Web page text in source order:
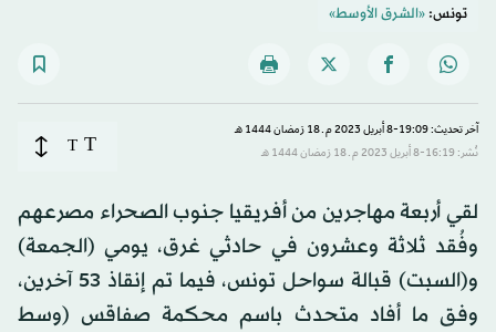
تونس:«الشرق الأوسط»
آخر تحديث: 19:09-8 أبريل 2023 م ـ 18 رَمضان 1444 هـ
نُشر: 16:19-8 أبريل 2023 م ـ 18 رَمضان 1444 هـ
T
T
لقي أربعة مهاجرين من أفريقيا جنوب الصحراء مصرعهم
وفُقد ثلاثة وعشرون في حادثي غرق، يومي (الجمعة)
و(السبت) قبالة سواحل تونس، فيما تم إنقاذ 53 آخرين،
وفق ما أفاد متحدث باسم محكمة صفاقس (وسط